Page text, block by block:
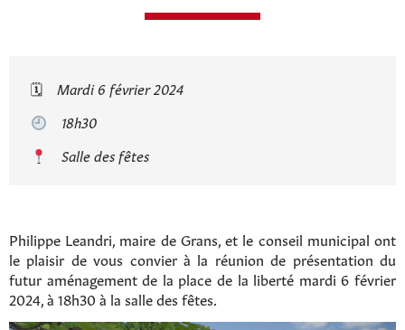
🗓
Mardi 6 février 2024
18h30
Salle des fêtes
Philippe Leandri, maire de Grans, et le conseil municipal ont
le plaisir de vous convier à la réunion de présentation du
futur aménagement de la place de la liberté mardi 6 février
2024, à 18h30 à la salle des fêtes.